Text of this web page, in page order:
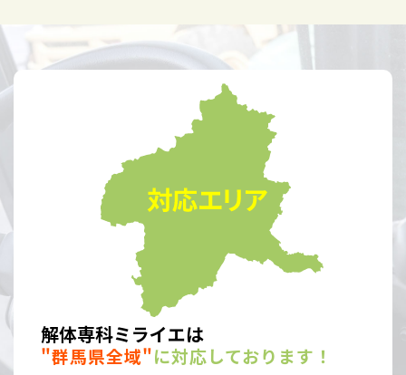
解体専科ミライエは
"群馬県全域"に対応しております！